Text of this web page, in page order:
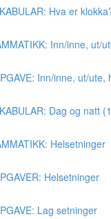
Hva er
Inn/inne, ut/
Inn/inne, ut/ute,
Dag og natt
Helsetninger
Helsetninger
Lag setninger